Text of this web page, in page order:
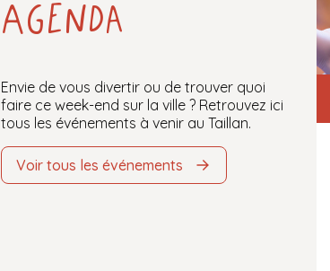
Agenda
Envie de vous divertir ou de trouver quoi
faire ce week-end sur la ville ? Retrouvez ici
tous les événements à venir au Taillan.
Voir tous les événements